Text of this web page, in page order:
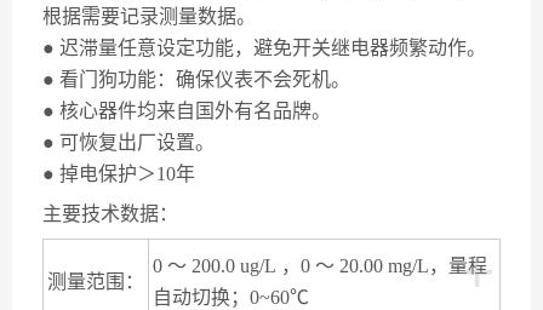
根据需要记录测量数据。
● 迟滞量任意设定功能，避免开关继电器频繁动作。
● 看门狗功能：确保仪表不会死机。
● 核心器件均来自国外有名品牌。
● 可恢复出厂设置。
● 掉电保护＞10年
主要技术数据：
+
测量范围：
0 ～ 200.0 ug/L ，0 ～ 20.00 mg/L，量程
自动切换；0~60℃